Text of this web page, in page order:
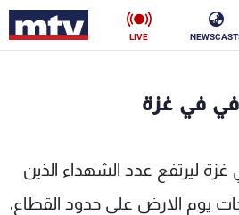
LIVE
في غزة
ليرتفع عدد الشهداء الذين
يوم الارض على حدود القطاع،
ناس
فن